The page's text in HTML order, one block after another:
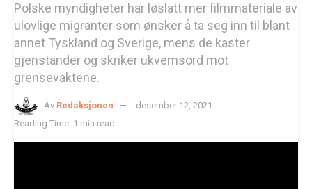
Polske myndigheter har løslatt mer filmmateriale av
ulovlige migranter som ønsker å ta seg inn til blant
annet Tyskland og Sverige, mens de kaster
gjenstander og skriker ukvemsord mot
grensevaktene.
Av Redaksjonen
desember 12, 2021
Reading Time: 1 min read